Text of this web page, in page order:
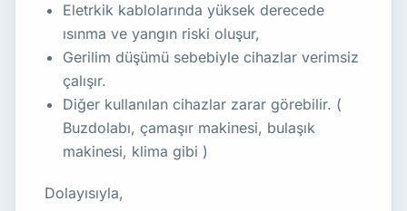
Eletrkik kablolarında yüksek derecede
ısınma ve yangın riski oluşur,
Gerilim düşümü sebebiyle cihazlar verimsiz
çalışır.
Diğer kullanılan cihazlar zarar görebilir. (
Buzdolabı, çamaşır makinesi, bulaşık
makinesi, klima gibi )
Dolayısıyla,